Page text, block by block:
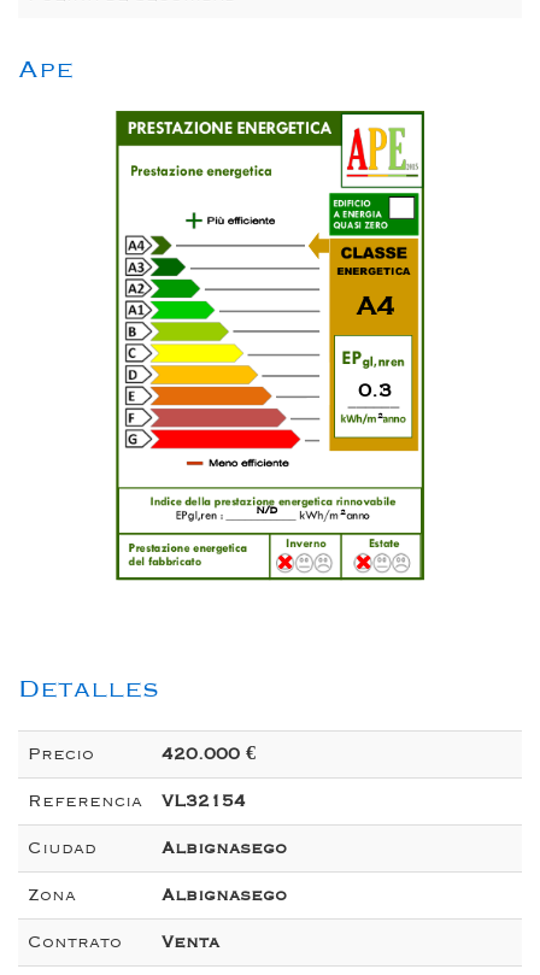
Ape
2
2
A4
0.3
n/d
Detalles
Precio 420.000 €
Referencia VL32154
Ciudad Albignasego
Zona Albignasego
Contrato Venta